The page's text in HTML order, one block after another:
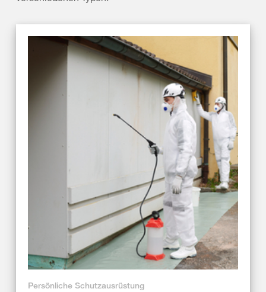
Persönliche Schutzausrüstung